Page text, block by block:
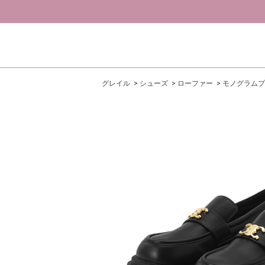
グレイル シューズ ローファー モノグラム